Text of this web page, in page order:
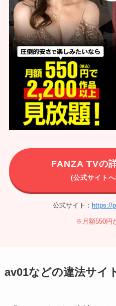
FANZA TVの
(公式サイト
公式サイト： https://
※月額550円
av01などの違法サイ